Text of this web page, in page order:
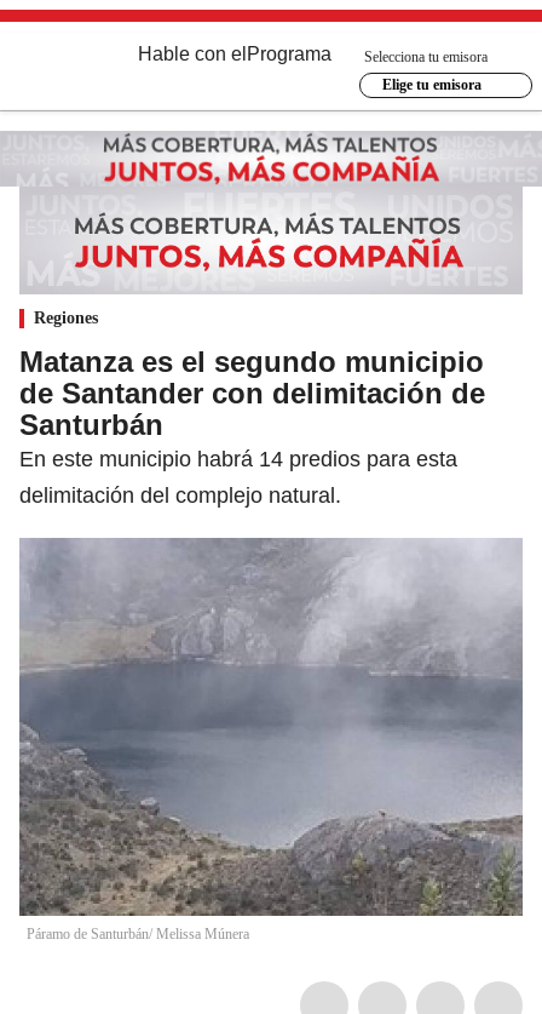
Hable con el Programa
Selecciona tu emisora
Elige tu emisora
Regiones
Matanza es el segundo municipio
de Santander con delimitación de
Santurbán
En este municipio habrá 14 predios para esta
delimitación del complejo natural.
Páramo de Santurbán/ Melissa Múnera